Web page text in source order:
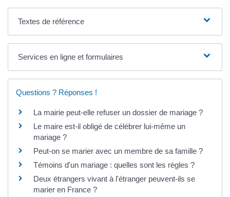
Textes de référence
Services en ligne et formulaires
Questions ? Réponses !
La mairie peut-elle refuser un dossier de mariage ?
Le maire est-il obligé de célébrer lui-même un
mariage ?
Peut-on se marier avec un membre de sa famille ?
Témoins d'un mariage : quelles sont les règles ?
Deux étrangers vivant à l'étranger peuvent-ils se
marier en France ?